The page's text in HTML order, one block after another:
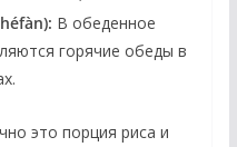
В обеденное
горячие обеды в
это порция риса и